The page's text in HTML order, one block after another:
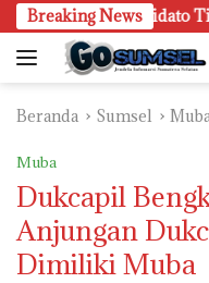
Langsung
ke
konten
Breaking News
Z, Lomba Pidato Tiga
Beranda Sumsel
Muba
Dukcapil
Anjungan
Dimiliki Muba